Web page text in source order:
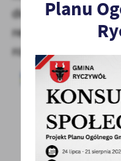
do projektu
rezerwową.
rozpocznie się już
Planu